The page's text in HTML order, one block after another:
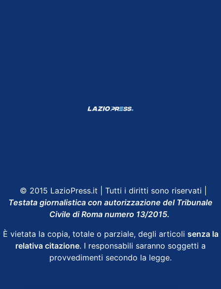
© 2015 LazioPress.it | Tutti i diritti sono riservati |
Testata giornalistica con autorizzazione del Tribunale
Civile di Roma numero 13/2015.
È vietata la copia, totale o parziale, degli articoli senza la
relativa citazione. I responsabili saranno soggetti a
provvedimenti secondo la legge.